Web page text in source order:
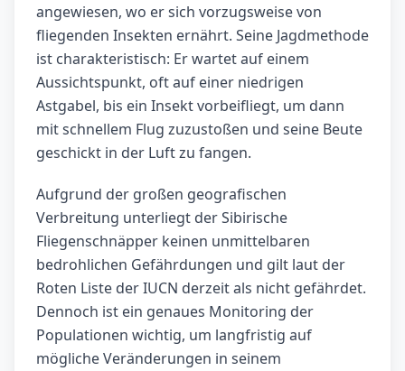
angewiesen, wo er sich vorzugsweise von
fliegenden Insekten ernährt. Seine Jagdmethode
ist charakteristisch: Er wartet auf einem
Aussichtspunkt, oft auf einer niedrigen
Astgabel, bis ein Insekt vorbeifliegt, um dann
mit schnellem Flug zuzustoßen und seine Beute
geschickt in der Luft zu fangen.
Aufgrund der großen geografischen
Verbreitung unterliegt der Sibirische
Fliegenschnäpper keinen unmittelbaren
bedrohlichen Gefährdungen und gilt laut der
Roten Liste der IUCN derzeit als nicht gefährdet.
Dennoch ist ein genaues Monitoring der
Populationen wichtig, um langfristig auf
mögliche Veränderungen in seinem